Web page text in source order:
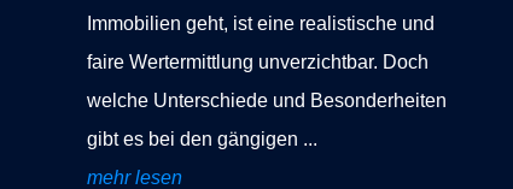
Immobilien geht, ist eine realistische und
faire Wertermittlung unverzichtbar. Doch
welche Unterschiede und Besonderheiten
gibt es bei den gängigen ...
mehr lesen